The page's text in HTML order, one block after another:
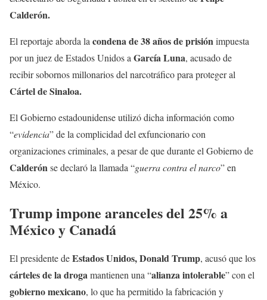
Calderón.
El reportaje aborda la condena de 38 años de prisiónimpuesta
por un juez de Estados Unidos a García Luna, acusado de
recibir sobornos millonarios del narcotráfico para proteger al
Cártel de Sinaloa.
El Gobierno estadounidense utilizó dicha información como
“evidencia” de la complicidad del exfuncionario con
organizaciones criminales, a pesar de que durante el Gobierno de
Calderónse declaró la llamada “guerra contra el narco” en
México.
Trump impone aranceles del 25% a
México y Canadá
El presidente deEstados Unidos, Donald Trump, acusó que los
cárteles de la droga mantienen una “alianza intolerable” con el
gobierno mexicano, lo que ha permitido la fabricación y